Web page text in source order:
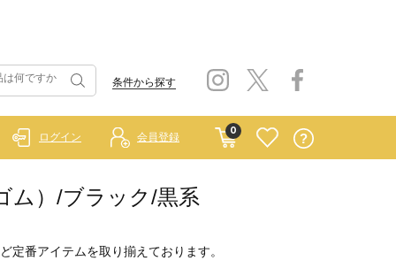
条件から探す
0
ログイン 会員登録
ム）/ブラック/黒系
定番アイテムを取り揃えております。